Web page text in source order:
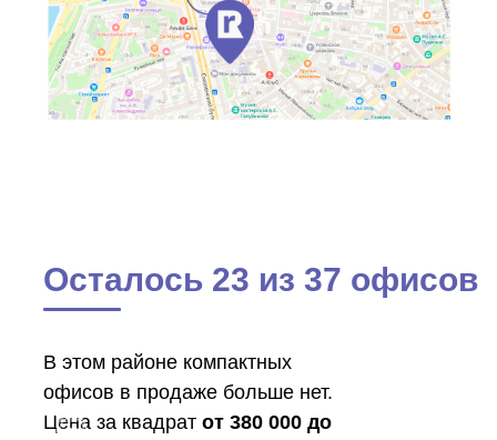
Осталось 23 из 37 офисов
В этом районе компактных
офисов в продаже больше нет.
Цена за квадрат от 380 000 до